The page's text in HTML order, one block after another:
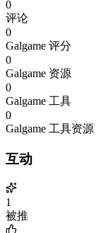
0
评论
0
Galgame 评分
0
Galgame 资源
0
Galgame 工具
0
Galgame 工具资源
互动
1
被推